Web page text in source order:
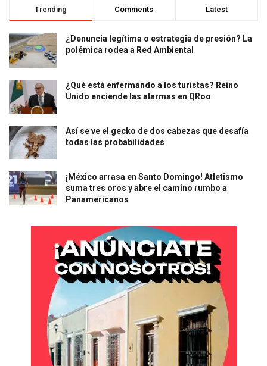
Trending Comments Latest
¿Denuncia legítima o estrategia de presión? La
polémica rodea a Red Ambiental
¿Qué está enfermando a los turistas? Reino
Unido enciende las alarmas en QRoo
Así se ve el gecko de dos cabezas que desafía
todas las probabilidades
¡México arrasa en Santo Domingo! Atletismo
suma tres oros y abre el camino rumbo a
Panamericanos